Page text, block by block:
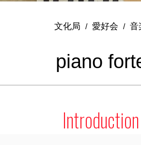
文化局 / 愛好会 / 音
piano
Introduction